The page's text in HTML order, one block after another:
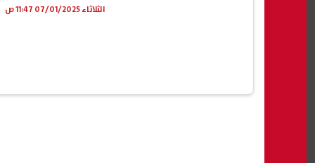
الثلاثاء 07/01/2025 11:47 ص